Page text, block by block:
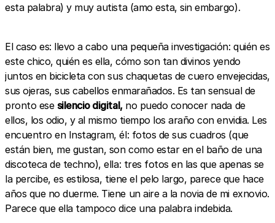
esta palabra) y muy autista (amo esta, sin embargo).
El caso es: llevo a cabo una pequeña investigación: quién es
este chico, quién es ella, cómo son tan divinos yendo
juntos en bicicleta con sus chaquetas de cuero envejecidas,
sus ojeras, sus cabellos enmarañados. Es tan sensual de
pronto ese silencio digital,no puedo conocer nada de
ellos, los odio, y al mismo tiempo los araño con envidia. Les
encuentro en Instagram, él: fotos de sus cuadros (que
están bien, me gustan, son como estar en el baño de una
discoteca de techno), ella: tres fotos en las que apenas se
la percibe, es estilosa, tiene el pelo largo, parece que hace
años que no duerme. Tiene un aire a la novia de mi exnovio.
Parece que ella tampoco dice una palabra indebida.